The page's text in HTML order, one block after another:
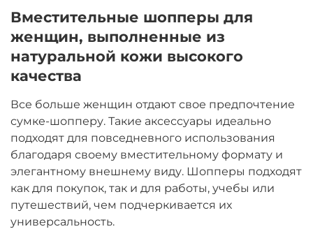
Вместительные шопперы для
женщин, выполненные из
натуральной кожи высокого
качества
Все больше женщин отдают свое предпочтение
сумке-шопперу. Такие аксессуары идеально
подходят для повседневного использования
благодаря своему вместительному формату и
элегантному внешнему виду. Шопперы подходят
как для покупок, так и для работы, учебы или
путешествий, чем подчеркивается их
универсальность.